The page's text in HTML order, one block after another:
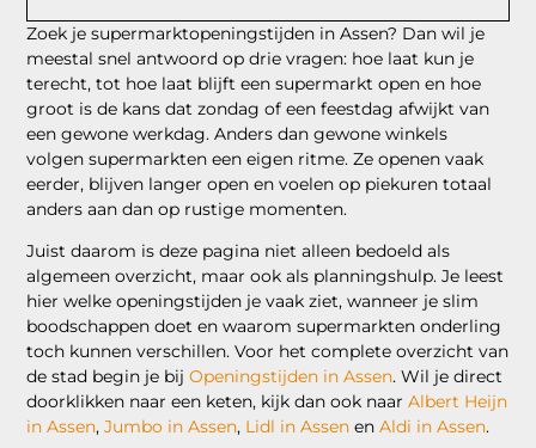
Zoek je supermarktopeningstijden in Assen? Dan wil je
meestal snel antwoord op drie vragen: hoe laat kun je
terecht, tot hoe laat blijft een supermarkt open en hoe
groot is de kans dat zondag of een feestdag afwijkt van
een gewone werkdag. Anders dan gewone winkels
volgen supermarkten een eigen ritme. Ze openen vaak
eerder, blijven langer open en voelen op piekuren totaal
anders aan dan op rustige momenten.
Juist daarom is deze pagina niet alleen bedoeld als
algemeen overzicht, maar ook als planningshulp. Je leest
hier welke openingstijden je vaak ziet, wanneer je slim
boodschappen doet en waarom supermarkten onderling
toch kunnen verschillen. Voor het complete overzicht van
de stad begin je bijOpeningstijden in Assen. Wil je direct
doorklikken naar een keten, kijk dan ook naarAlbert Heijn
in Assen,Jumbo in Assen, Lidl in Assen enAldi in Assen.